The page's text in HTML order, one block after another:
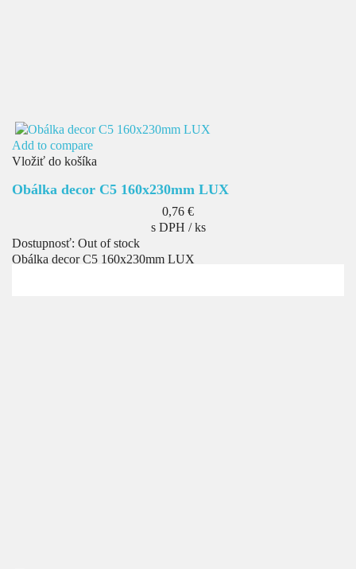
Add to compare
Vložiť do košíka
Obálka decor C5 160x230mm LUX
Cena
0,76 €
s DPH / ks
Dostupnosť: Out of stock
Obálka decor C5 160x230mm LUX